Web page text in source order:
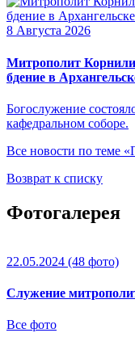
8 Августа 2026
Митрополит
бдение в
Богослужение
кафедральном соборе.
Все новости по теме
Возврат к списку
Фотогалерея
22.05.2024 (48 фото)
Служение
Все фото